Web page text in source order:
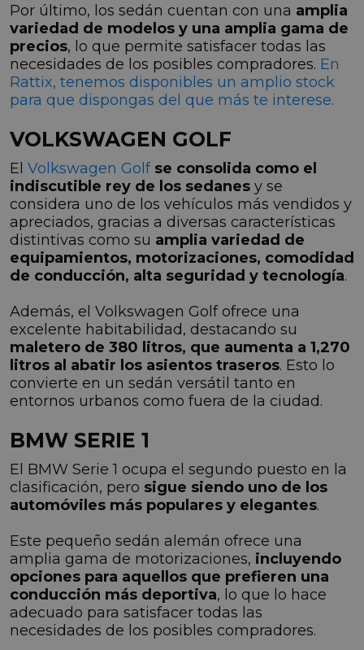
Por último, los sedán cuentan con una amplia
variedad de modelos y una amplia gama de
precios, lo que permite satisfacer todas las
necesidades de los posibles compradores. En
Rattix, tenemos disponibles un amplio stock
para que dispongas del que más te interese.
VOLKSWAGEN GOLF
El Volkswagen Golf se consolida como el
indiscutible rey de los sedanes y se
considera uno de los vehículos más vendidos y
apreciados, gracias a diversas características
distintivas como su amplia variedad de
equipamientos, motorizaciones, comodidad
de conducción, alta seguridad y tecnología.
Además, el Volkswagen Golf ofrece una
excelente habitabilidad, destacando su
maletero de 380 litros, que aumenta a 1,270
litros al abatir los asientos traseros. Esto lo
convierte en un sedán versátil tanto en
entornos urbanos como fuera de la ciudad.
BMW SERIE 1
El BMW Serie 1 ocupa el segundo puesto en la
clasificación, pero sigue siendo uno de los
automóviles más populares y elegantes.
Este pequeño sedán alemán ofrece una
amplia gama de motorizaciones, incluyendo
opciones para aquellos que prefieren una
conducción más deportiva, lo que lo hace
adecuado para satisfacer todas las
necesidades de los posibles compradores.